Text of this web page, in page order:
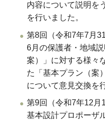
内容について説明を
を行いました。
第8回（令和7年7月31
6月の保護者・地域
案）」に対する様々
た「基本プラン（案
について意見交換を
第9回（令和7年12月
基本設計プロポーザ